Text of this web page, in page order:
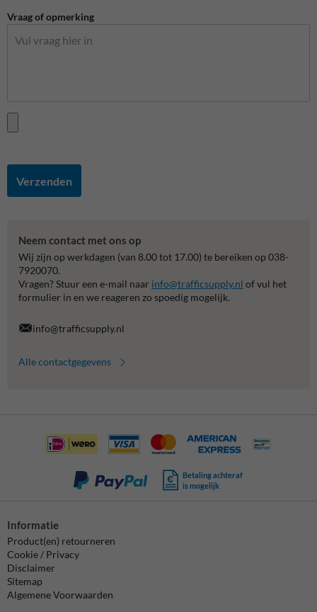
Vraag of opmerking
Verzenden
Neem contact met ons op
Wij zijn op werkdagen (van 8.00 tot 17.00) te bereiken op 038-
7920070.
Vragen? Stuur een e-mail naar info@trafficsupply.nl of vul het
formulier in en we reageren zo spoedig mogelijk.
info@trafficsupply.nl
Alle contactgegevens
Betaling achteraf
is mogelijk
Informatie
Product(en) retourneren
Cookie / Privacy
Disclaimer
Sitemap
Algemene Voorwaarden